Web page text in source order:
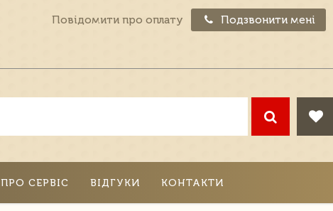
Повідомити про оплату Подзвонити мені
ПРО СЕРВІС ВІДГУКИ КОНТАКТИ